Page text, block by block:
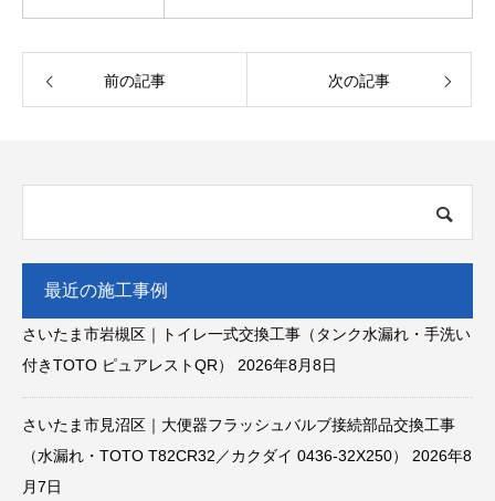
前の記事 次の記事
最近の施工事例
さいたま市岩槻区｜トイレ一式交換工事（タンク水漏れ・手洗い
付きTOTO ピュアレストQR）
2026年8月8日
さいたま市見沼区｜大便器フラッシュバルブ接続部品交換工事
（水漏れ・TOTO T82CR32／カクダイ 0436-32X250）
2026年8
月7日